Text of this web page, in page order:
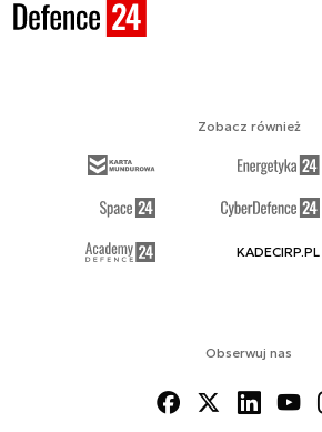
Obserwuj nas
Zobacz również
KADECIRP.PL